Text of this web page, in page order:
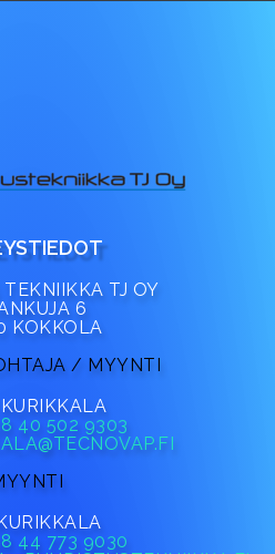
TEKNIIKKA TJ OY
6
KOKKOLA
/ MYYNTI
40 502 9303
KURIKKALA
44 773 9030